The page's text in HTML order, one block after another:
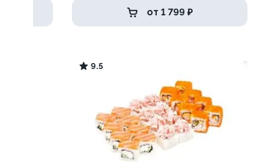
от 1 799 ₽
9.5